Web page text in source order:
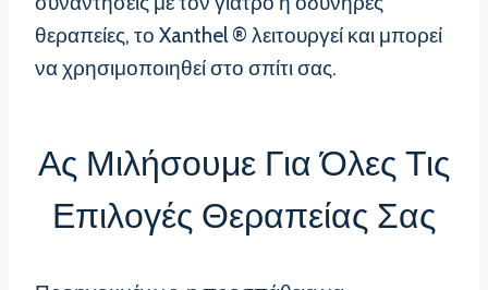
θεραπείες, το Xanthel ® λειτουργεί και μπορεί
να χρησιμοποιηθεί στο σπίτι σας.
Ας Μιλήσουμε Για Όλες Τις
Επιλογές Θεραπείας Σας